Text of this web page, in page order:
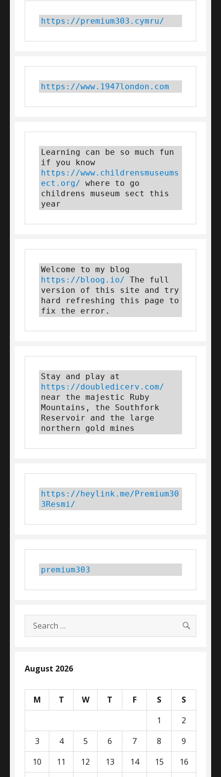
https://premium303.cymru/
https://www.1947london.com
Learning can be so much fun
https://www.childrensmuseums
ect.org/ where to go
childrens museum sect this
year
https://bloog.io/ The full
version of this site and try
hard refreshing this page to
fix the error.
https://doubledicerv.com/
near the majestic Ruby
Mountains, the Southfork
Reservoir and the large
northern gold mines
https://heylink.me/Premium30
3Resmi/
premium303
Search
for:
August 2026
M T W T F S
S
1
2
3
4 5 6 7 8
9
10
11 12 13 14 15 16